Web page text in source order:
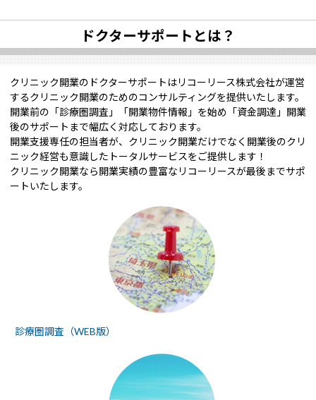
ドクターサポートとは？
クリニック開業のドクターサポートはリコーリース株式会社が運営
するクリニック開業のためのコンサルティングを提供いたします。
開業前の「診療圏調査」「開業物件情報」を始め「資金調達」開業
後のサポートまで幅広く対応しております。
開業支援専任の担当者が、クリニック開業だけでなく開業後のクリ
ニック経営も意識したトータルサービスをご提供します！
クリニック開業なら開業実績の豊富なリコーリースが最後までサポ
ートいたします。
診療圏調査（WEB版）